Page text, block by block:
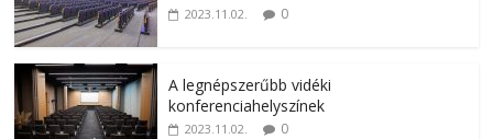
2023.11.02. 0
A legnépszerűbb vidéki
konferenciahelyszínek
2023.11.02. 0